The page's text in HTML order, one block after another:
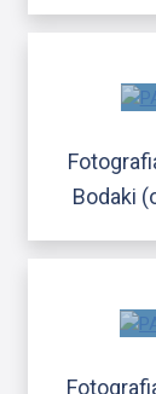
Bodaki